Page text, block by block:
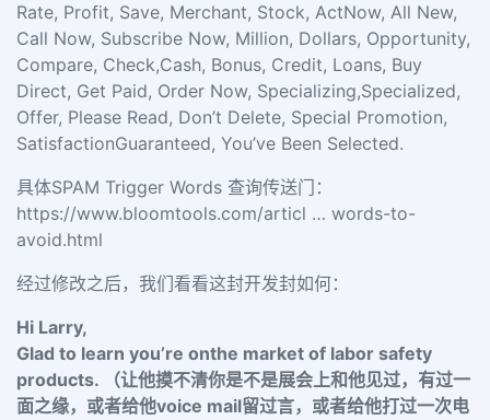
Rate, Profit, Save, Merchant, Stock, ActNow, All New,
Call Now, Subscribe Now, Million, Dollars, Opportunity,
Compare, Check,Cash, Bonus, Credit, Loans, Buy
Direct, Get Paid, Order Now, Specializing,Specialized,
Offer, Please Read, Don’t Delete, Special Promotion,
SatisfactionGuaranteed, You’ve Been Selected.
具体SPAM Trigger Words 查询传送门：
https://www.bloomtools.com/articl … words-to-
avoid.html
经过修改之后，我们看看这封开发封如何：
Hi Larry,
Glad to learn you’re onthe market of labor safety
products. （让他摸不清你是不是展会上和他见过，有过一
面之缘，或者给他voice mail留过言，或者给他打过一次电